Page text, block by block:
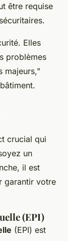
être requise
Elles
problèmes
majeurs,"
crucial qui
un
il est
garantir votre
(EPI)
(EPI) est